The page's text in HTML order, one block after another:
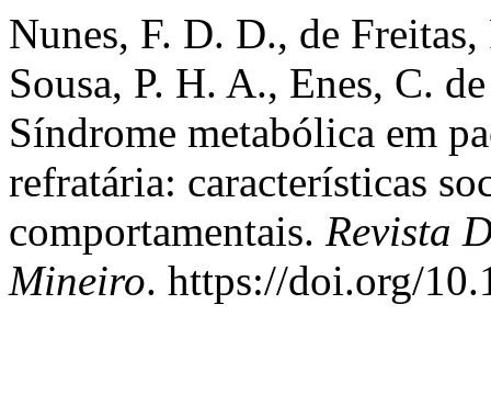
Nunes, F. D. D., de
Sousa, P. H. A., Enes, C.
Síndrome metabólica em
refratária: características
comportamentais. Revista
Mineiro. https://doi.org/